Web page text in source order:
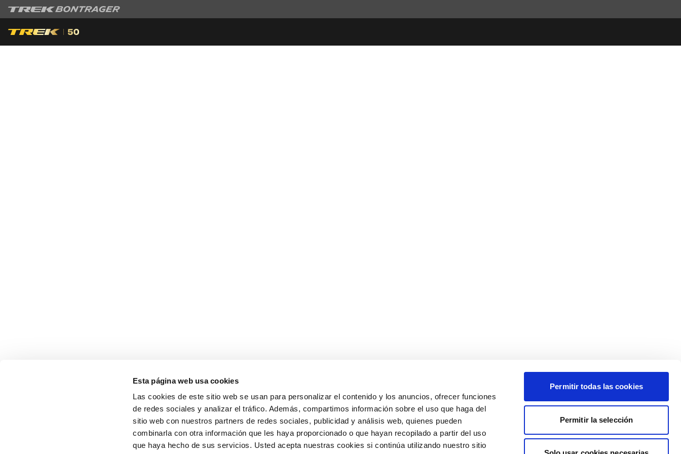
Esta página web usa cookies
Las cookies de este sitio web se usan para personalizar el contenido y los anuncios, ofrecer funciones
de redes sociales y analizar el tráfico. Además, compartimos información sobre el uso que haga del
sitio web con nuestros partners de redes sociales, publicidad y análisis web, quienes pueden
combinarla con otra información que les haya proporcionado o que hayan recopilado a partir del uso
que haya hecho de sus servicios. Usted acepta nuestras cookies si continúa utilizando nuestro sitio
Permitir todas las cookies
Permitir la selección